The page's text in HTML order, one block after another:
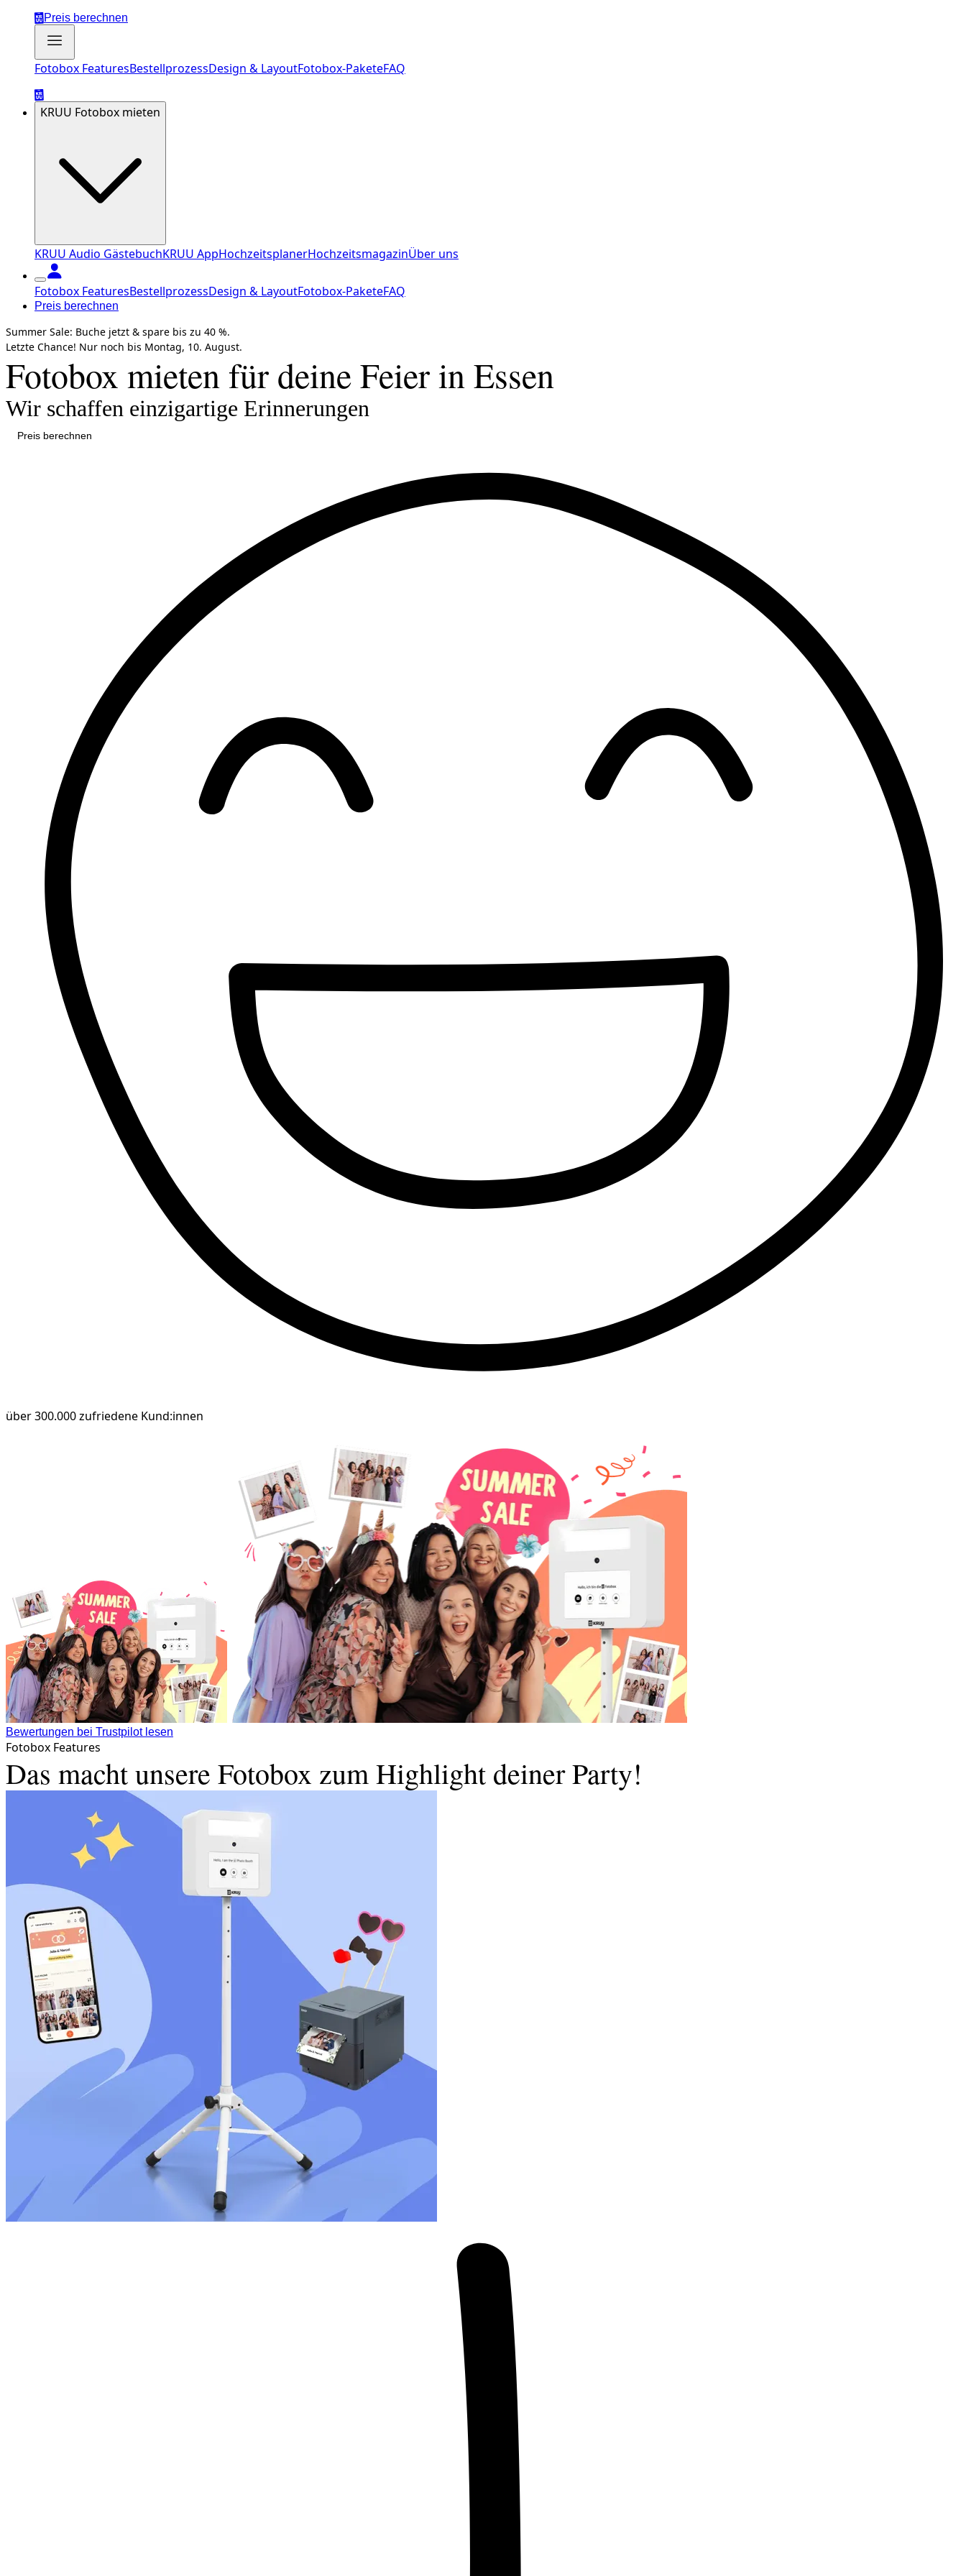
Preis berechnen
Fotobox FeaturesBestellprozessDesign & LayoutFotobox-PaketeFAQ
KRUU Fotobox mieten
KRUU Audio GästebuchKRUU AppHochzeitsplanerHochzeitsmagazinÜber uns
Fotobox FeaturesBestellprozessDesign & LayoutFotobox-PaketeFAQ
Preis berechnen
Summer Sale: Buche jetzt & spare bis zu 40 %.
Letzte Chance! Nur noch bis Montag, 10. August.
Fotobox mieten für deine Feier in Essen
Wir schaffen einzigartige Erinnerungen
Preis berechnen
über 300.000 zufriedene Kund:innen
Bewertungen bei Trustpilot lesen
Fotobox Features
Das macht unsere Fotobox zum Highlight deiner Party!